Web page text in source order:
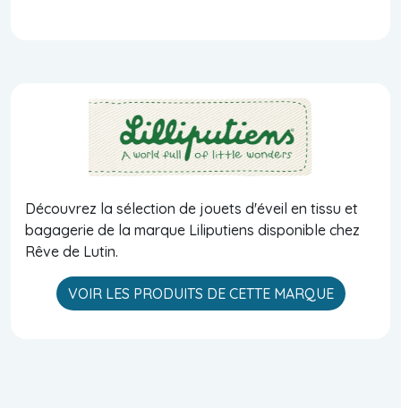
Découvrez la sélection de jouets d'éveil en tissu et
bagagerie de la marque Liliputiens disponible chez
Rêve de Lutin.
VOIR LES PRODUITS DE CETTE MARQUE